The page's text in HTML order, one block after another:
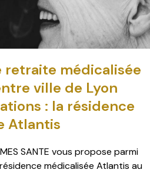
retraite médicalisée
ville de Lyon
: la résidence
Atlantis
SANTE vous propose parmi
résidence médicalisée Atlantis au